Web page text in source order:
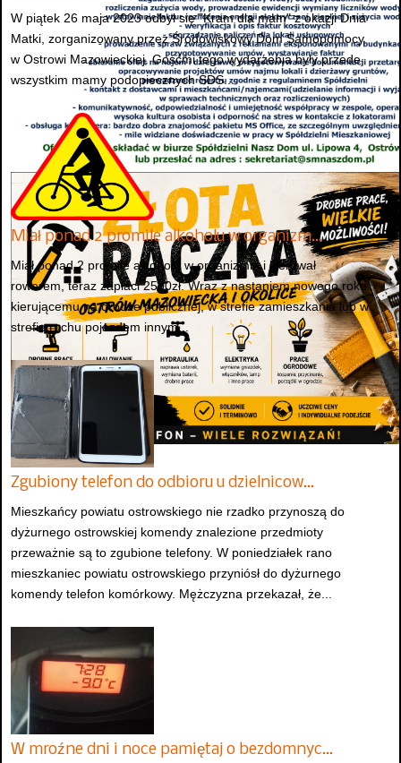
W piątek 26 maja 2023 odbył się "Kram dla mam" z okazji Dnia
Matki, zorganizowany przez Środowiskowy Dom Samopomocy
w Ostrowi Mazowieckiej. Gośćmi tego wydarzenia były przede
wszystkim mamy podopiecznych ŚDS...
Miał ponad 2 promile alkoholu w organizm…
Miał ponad 2 promile alkoholu w organizmie i kierował
rowerem, teraz zapłaci 2500zł. Wraz z nastaniem nowego roku
kierującemu na drodze publicznej, w strefie zamieszkania lub w
strefie ruchu pojazdem innym...
Zgubiony telefon do odbioru u dzielnicow…
Mieszkańcy powiatu ostrowskiego nie rzadko przynoszą do
dyżurnego ostrowskiej komendy znalezione przedmioty
przeważnie są to zgubione telefony. W poniedziałek rano
mieszkaniec powiatu ostrowskiego przyniósł do dyżurnego
komendy telefon komórkowy. Mężczyzna przekazał, że...
W mroźne dni i noce pamiętaj o bezdomnyc…